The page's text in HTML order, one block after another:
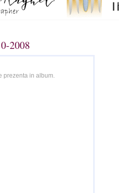
2008
prezenta in album.